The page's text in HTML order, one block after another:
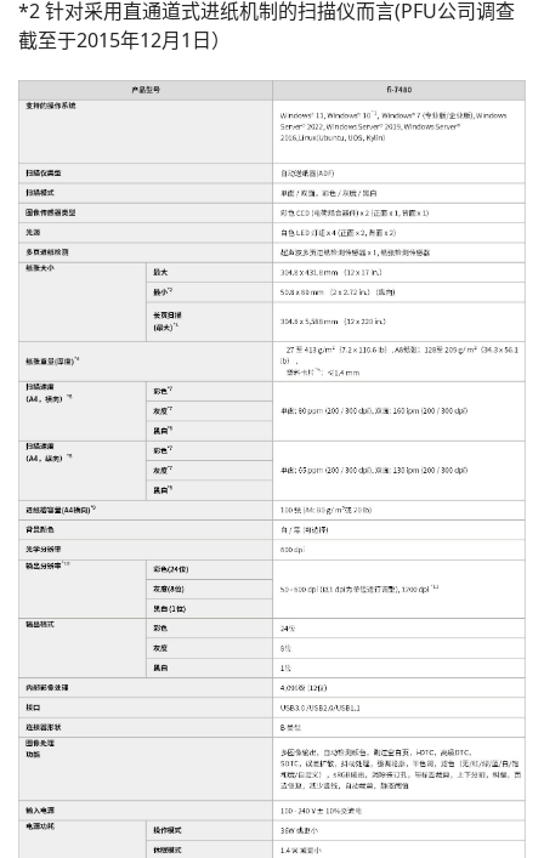
*2 针对采用直通道式进纸机制的扫描仪而言(PFU公司调查
截至于2015年12月1日）